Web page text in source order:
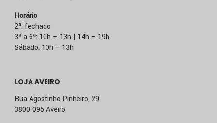
Horário
2ª: fechado
3ª a 6ª: 10h – 13h | 14h – 19h
Sábado: 10h – 13h
LOJA AVEIRO
Rua Agostinho Pinheiro, 29
3800-095 Aveiro